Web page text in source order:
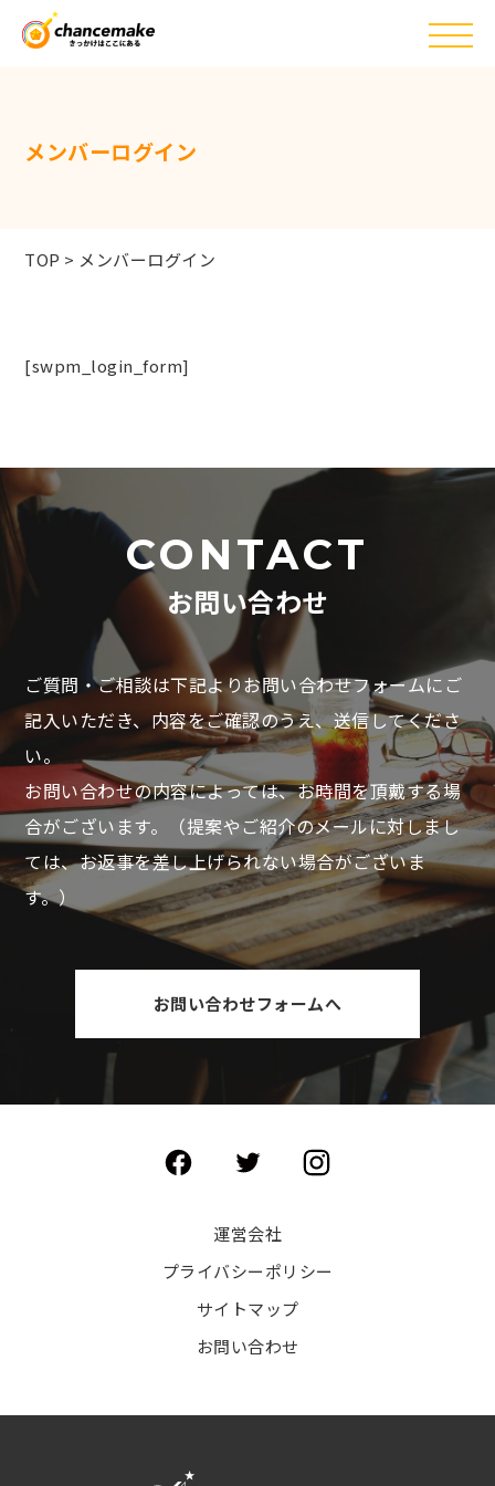
メンバーログイン
TOP > メンバーログイン
[swpm_login_form]
CONTACT
お問い合わせ
ご質問・ご相談は下記よりお問い合わせフォームにご
記入いただき、内容をご確認のうえ、送信してくださ
い。
お問い合わせの内容によっては、お時間を頂戴する場
合がございます。
（提案やご紹介のメールに対しまし
ては、お返事を差し上げられない場合がございま
す。）
お問い合わせフォームへ
運営会社
プライバシーポリシー
サイトマップ
お問い合わせ